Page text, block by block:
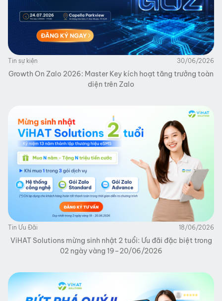
Tin sự kiện 30/06/2026
Growth On Zalo 2026: Master Key kích hoạt tăng trưởng toàn
diện trên Zalo
Tin Ưu Đãi 18/06/2026
ViHAT Solutions mừng sinh nhật 2 tuổi: Ưu đãi đặc biệt trong
02 ngày vàng 19–20/06/2026